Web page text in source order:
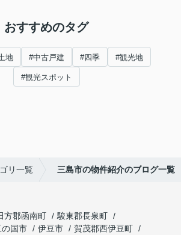
おすすめのタグ
地 #中古戸建 #四季 #観光地
#観光スポット
リ一覧 三島市の物件紹介のブログ一覧
方郡函南町
駿東郡長泉町
の国市 伊豆市
賀茂郡西伊豆町